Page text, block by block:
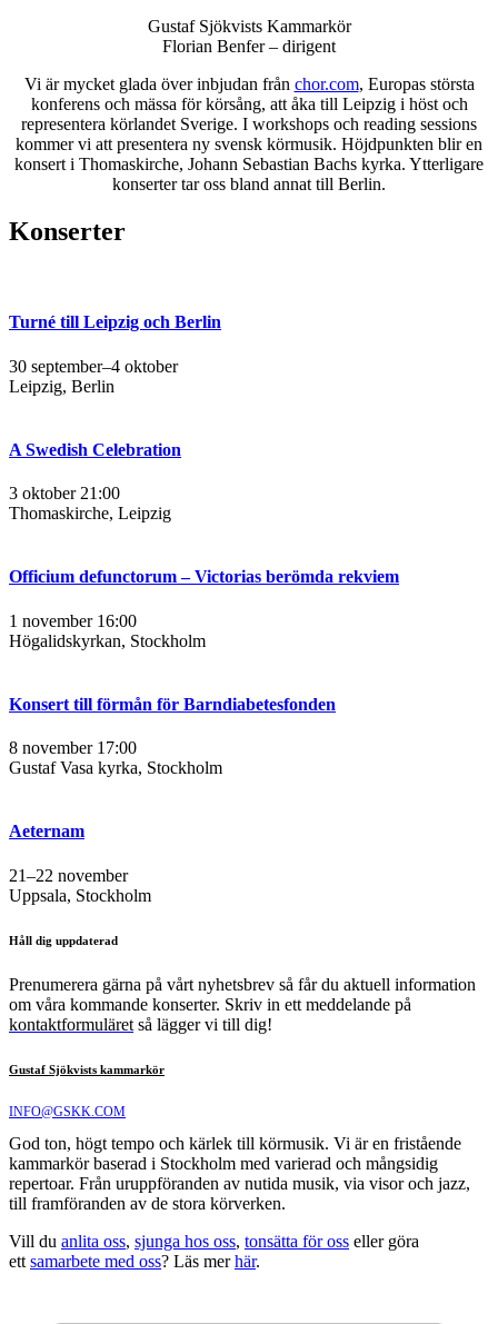
Gustaf Sjökvists Kammarkör
Florian Benfer – dirigent
Vi är mycket glada över inbjudan från chor.com, Europas största
konferens och mässa för körsång, att åka till Leipzig i höst och
representera körlandet Sverige. I workshops och reading sessions
kommer vi att presentera ny svensk körmusik. Höjdpunkten blir en
konsert i Thomaskirche, Johann Sebastian Bachs kyrka. Ytterligare
konserter tar oss bland annat till Berlin.
Konserter
Turné till Leipzig och Berlin
30 september–4 oktober
Leipzig, Berlin
A Swedish Celebration
3 oktober 21:00
Thomaskirche, Leipzig
Officium defunctorum – Victorias berömda rekviem
1 november 16:00
Högalidskyrkan, Stockholm
Konsert till förmån för Barndiabetesfonden
8 november 17:00
Gustaf Vasa kyrka, Stockholm
Aeternam
21–22 november
Uppsala, Stockholm
Håll dig uppdaterad
Prenumerera gärna på vårt nyhetsbrev så får du aktuell information
om våra kommande konserter. Skriv in ett meddelande på
kontaktformuläret så lägger vi till dig!
Gustaf Sjökvists kammarkör
INFO@GSKK.COM
God ton, högt tempo och kärlek till körmusik. Vi är en fristående
kammarkör baserad i Stockholm med varierad och mångsidig
repertoar. Från uruppföranden av nutida musik, via visor och jazz,
till framföranden av de stora körverken.
Vill du anlita oss, sjunga hos oss, tonsätta för oss eller göra
ett samarbete med oss? Läs merhär.